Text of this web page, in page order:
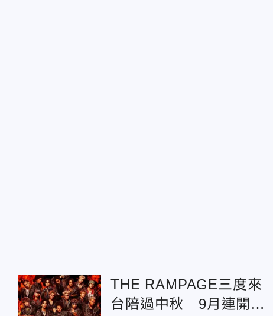
THE RAMPAGE三度來
台陪過中秋 9月連開兩